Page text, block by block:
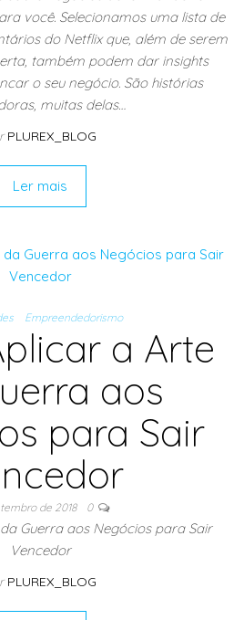
você. Selecionamos uma lista de
do Netflix que, além de serem
também podem dar insights
o seu negócio. São histórias
muitas delas…
PLUREX_BLOG
Ler mais
Empreendedorismo
a Arte
aos
para Sair
de 2018 0
Guerra aos Negócios para Sair
Vencedor
PLUREX_BLOG